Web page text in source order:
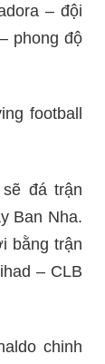
– đội
phong độ
đá trận
Ban Nha.
bằng trận
– CLB
chinh